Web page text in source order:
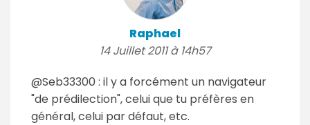
Raphael
14 Juillet 2011 à 14h57
@Seb33300 : il y a forcément un navigateur
"de prédilection", celui que tu préfères en
général, celui par défaut, etc.